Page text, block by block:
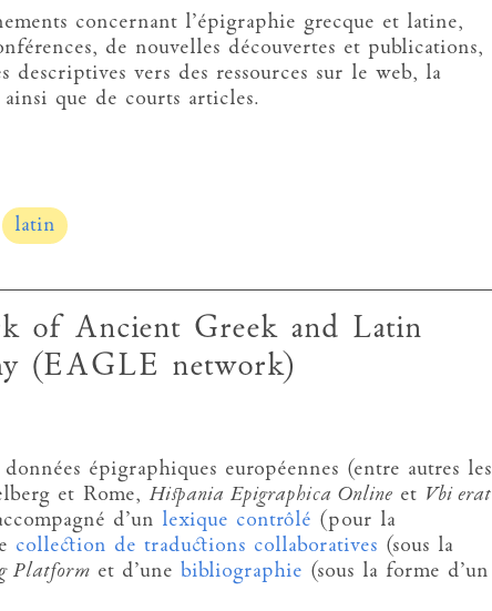
concernant l’épigraphie grecque et latine,
de nouvelles découvertes et publications,
descriptives vers des ressources sur le web, la
que de courts articles.
latin
of Ancient Greek and Latin
(EAGLE network)
épigraphiques européennes (entre autres les
et Rome, Hispania Epigraphica Onlineet Vbi erat
d’un lexique contrôlé (pour la
collection de traductions collaboratives (sous la
Platformet d’une bibliographie (sous la forme d’un